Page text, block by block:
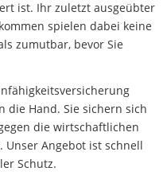
ist. Ihr zuletzt ausgeübter
spielen dabei keine
zumutbar, bevor Sie
die Hand. Sie sichern sich
die wirtschaftlichen
Unser Angebot ist schnell
Schutz.